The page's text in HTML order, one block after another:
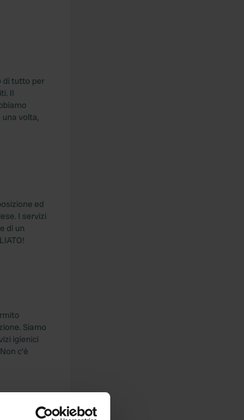
di tutto per
Il
volta,
ed
I servizi
di un
Siamo
igienici
c'è